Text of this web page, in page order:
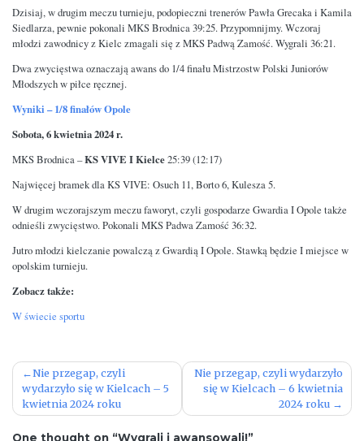
Dzisiaj, w drugim meczu turnieju, podopieczni trenerów Pawła Grecaka i Kamila
Siedlarza, pewnie pokonali MKS Brodnica 39:25. Przypomnijmy. Wczoraj
młodzi zawodnicy z Kielc zmagali się z MKS Padwą Zamość. Wygrali 36:21.
Dwa zwycięstwa oznaczają awans do 1/4 finału Mistrzostw Polski Juniorów
Młodszych w piłce ręcznej.
Wyniki – 1/8 finałów Opole
Sobota, 6 kwietnia 2024 r.
MKS Brodnica –KS VIVE I Kielce25:39 (12:17)
Najwięcej bramek dla KS VIVE: Osuch 11, Borto 6, Kulesza 5.
W drugim wczorajszym meczu faworyt, czyli gospodarze Gwardia I Opole także
odnieśli zwycięstwo. Pokonali MKS Padwa Zamość 36:32.
Jutro młodzi kielczanie powalczą z Gwardią I Opole. Stawką będzie I miejsce w
opolskim turnieju.
Zobacz także:
W świecie sportu
Nawigacja
wpisu
Nie przegap, czyli
wydarzyło się w Kielcach – 5
kwietnia 2024 roku
Nie przegap, czyli wydarzyło
się w Kielcach – 6 kwietnia
2024 roku
One thought on “Wygrali i awansowali!”